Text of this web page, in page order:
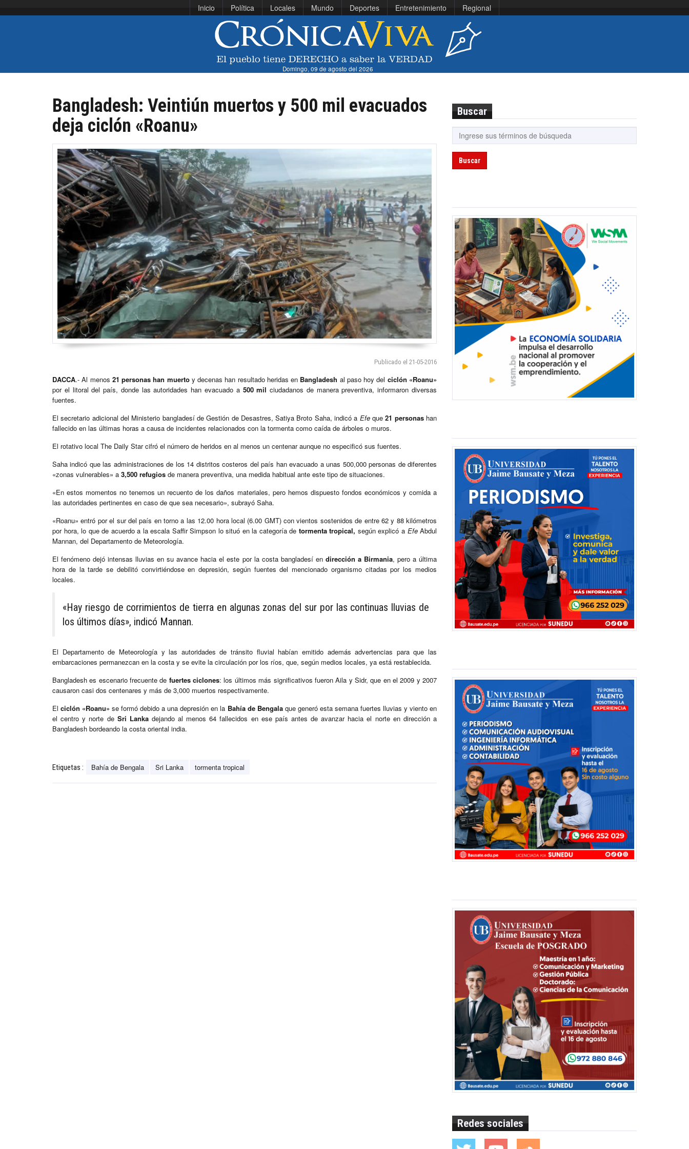
Inicio Política Locales Mundo Deportes Entretenimiento Regional
Domingo, 09 de agosto del 2026
Bangladesh: Veintiún muertos y 500 mil evacuados
deja ciclón «Roanu»
Publicado el 21-05-2016
DACCA.- Al menos 21 personas han muertoy decenas han resultado heridas en Bangladesh al paso hoy del ciclón «Roanu»
por el litoral del país, donde las autoridades han evacuado a 500 mil ciudadanos de manera preventiva, informaron diversas
fuentes.
El secretario adicional del Ministerio bangladesí de Gestión de Desastres, Satiya Broto Saha, indicó a Efeque21 personashan
fallecido en las últimas horas a causa de incidentes relacionados con la tormenta como caída de árboles o muros.
El rotativo local The Daily Star cifró el número de heridos en al menos un centenar aunque no especificó sus fuentes.
Saha indicó que las administraciones de los 14 distritos costeros del país han evacuado a unas 500,000 personas de diferentes
«zonas vulnerables» a 3,500 refugios de manera preventiva, una medida habitual ante este tipo de situaciones.
«En estos momentos no tenemos un recuento de los daños materiales, pero hemos dispuesto fondos económicos y comida a
las autoridades pertinentes en caso de que sea necesario», subrayó Saha.
«Roanu» entró por el sur del país en torno a las 12.00 hora local (6.00 GMT) con vientos sostenidos de entre 62 y 88 kilómetros
por hora, lo que de acuerdo a la escala Saffir Simpson lo situó en la categoría de tormenta tropical, según explicó a EfeAbdul
Mannan, del Departamento de Meteorología.
El fenómeno dejó intensas lluvias en su avance hacia el este por la costa bangladesí en dirección a Birmania, pero a última
hora de la tarde se debilitó convirtiéndose en depresión, según fuentes del mencionado organismo citadas por los medios
locales.
«Hay riesgo de corrimientos de tierra en algunas zonas del sur por las continuas lluvias de
los últimos días», indicó Mannan.
El Departamento de Meteorología y las autoridades de tránsito fluvial habían emitido además advertencias para que las
embarcaciones permanezcan en la costa y se evite la circulación por los ríos, que, según medios locales, ya está restablecida.
Bangladesh es escenario frecuente de fuertes ciclones: los últimos más significativos fueron Aila y Sidr, que en el 2009 y 2007
causaron casi dos centenares y más de 3,000 muertos respectivamente.
Elciclón «Roanu» se formó debido a una depresión en la Bahía de Bengalaque generó esta semana fuertes lluvias y viento en
el centro y norte de Sri Lankadejando al menos 64 fallecidos en ese país antes de avanzar hacia el norte en dirección a
Bangladesh bordeando la costa oriental india.
Etiquetas : Bahía de Bengala Sri Lanka tormenta tropical
Buscar
Buscar
Redes sociales